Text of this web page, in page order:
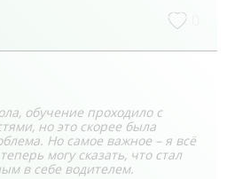
обучение проходило с
но это скорее была
Но самое важное – я всё
могу сказать, что стал
в себе водителем.